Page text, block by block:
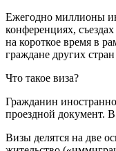
Ежегодно миллионы
конференциях,
на короткое время в
граждане других
Что такое виза?
Гражданин
проездной документ.
Визы делятся на две